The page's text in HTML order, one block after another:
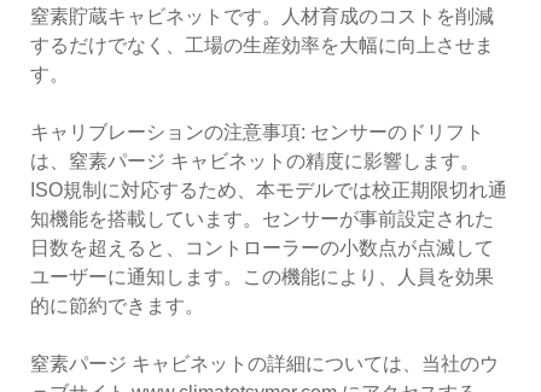
窒素貯蔵キャビネットです。人材育成のコストを削減
するだけでなく、工場の生産効率を大幅に向上させま
す。
キャリブレーションの注意事項: センサーのドリフト
は、窒素パージ キャビネットの精度に影響します。
ISO規制に対応するため、本モデルでは校正期限切れ通
知機能を搭載しています。センサーが事前設定された
日数を超えると、コントローラーの小数点が点滅して
ユーザーに通知します。この機能により、人員を効果
的に節約できます。
窒素パージ キャビネットの詳細については、当社のウ